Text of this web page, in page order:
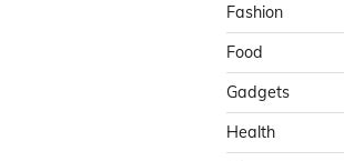
Fashion
Food
Gadgets
Health